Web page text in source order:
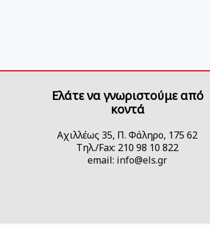
Ελάτε να γνωριστούμε από
κοντά
Αχιλλέως 35, Π. Φάληρο, 175 62
Τηλ./Fax: 210 98 10 822
email: info@els.gr